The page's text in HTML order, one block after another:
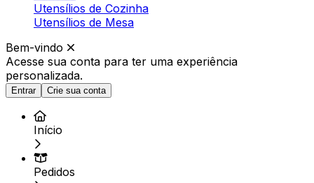
Utensílios de Cozinha
Utensílios de Mesa
Bem-vindo
Acesse sua conta para ter uma experiência
personalizada.
Entrar Crie sua conta
Início
Pedidos